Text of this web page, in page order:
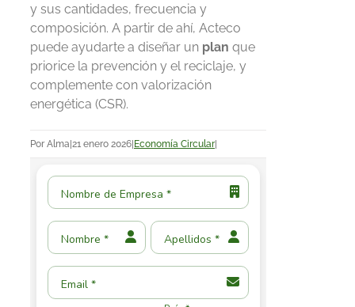
y sus cantidades, frecuencia y
composición. A partir de ahí, Acteco
puede ayudarte a diseñar un plan que
priorice la prevención y el reciclaje, y
complemente con valorización
energética (CSR).
Por Alma|21 enero 2026|Economía Circular|